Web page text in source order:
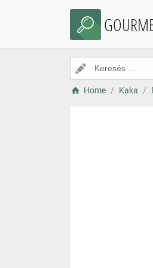
Home Kaka